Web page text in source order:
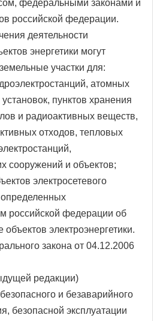
федеральными законами и
российской федерации.
деятельности
энергетики могут
участки для:
атомных
пунктов хранения
и радиоактивных веществ,
отходов, тепловых
сооружений и объектов;
электросетевого
российской федерации об
объектов электроэнергетики.
закона от 04.12.2006
редакции)
и безаварийного
безопасной эксплуатации